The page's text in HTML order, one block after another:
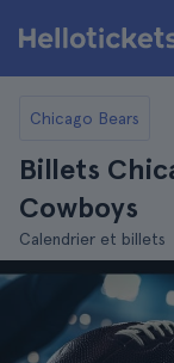
Chicago Bears
Billets
Cowboys
Calendrier et billets